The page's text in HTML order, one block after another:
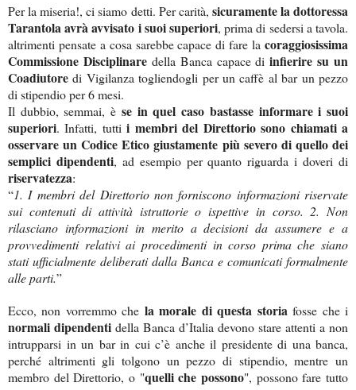
Per la miseria!, ci siamo detti. Per carità, sicuramente la dottoressa
Tarantola avrà avvisato i suoi superiori, prima di sedersi a tavola.
altrimenti pensate a cosa sarebbe capace di fare la coraggiosissima
Commissione Disciplinaredella Banca capace diinfierire su un
Coadiutoredi Vigilanza togliendogli per un caffè al bar un pezzo
di stipendio per 6 mesi.
Il dubbio, semmai, è se in quel caso bastasse informare i suoi
superiori. Infatti, tuttii membri del Direttorio sono chiamati a
osservare un Codice Etico giustamente più severo di quello dei
semplici dipendenti, ad esempio per quanto riguarda i doveri di
riservatezza:
“1. I membri del Direttorio non forniscono informazioni riservate
sui contenuti di attività istruttorie o ispettive in corso. 2. Non
rilasciano informazioni in merito a decisioni da assumere e a
provvedimenti relativi ai procedimenti in corso prima che siano
stati ufficialmente deliberati dalla Banca e comunicati formalmente
alle parti.”
Ecco, non vorremmo che la morale di questa storia fosse che i
normali dipendenti della Banca d’Italia devono stare attenti a non
intrupparsi in un bar in cui c’è anche il presidente di una banca,
perché altrimenti gli tolgono un pezzo di stipendio, mentre un
membro del Direttorio, o "quelli che possono", possono fare tutto